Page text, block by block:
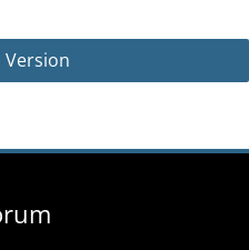
Version